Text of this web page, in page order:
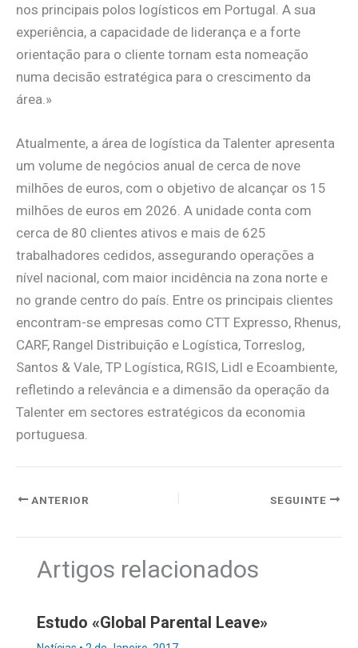
nos principais polos logísticos em Portugal. A sua
experiência, a capacidade de liderança e a forte
orientação para o cliente tornam esta nomeação
numa decisão estratégica para o crescimento da
área.»
Atualmente, a área de logística da Talenter apresenta
um volume de negócios anual de cerca de nove
milhões de euros, com o objetivo de alcançar os 15
milhões de euros em 2026. A unidade conta com
cerca de 80 clientes ativos e mais de 625
trabalhadores cedidos, assegurando operações a
nível nacional, com maior incidência na zona norte e
no grande centro do país. Entre os principais clientes
encontram-se empresas como CTT Expresso, Rhenus,
CARF, Rangel Distribuição e Logística, Torreslog,
Santos & Vale, TP Logística, RGIS, Lidl e Ecoambiente,
refletindo a relevância e a dimensão da operação da
Talenter em sectores estratégicos da economia
portuguesa.
ANTERIOR SEGUINTE
Artigos relacionados
Estudo «Global Parental Leave»